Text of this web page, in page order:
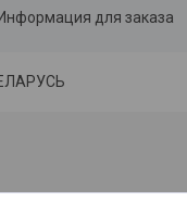
Информация для заказа